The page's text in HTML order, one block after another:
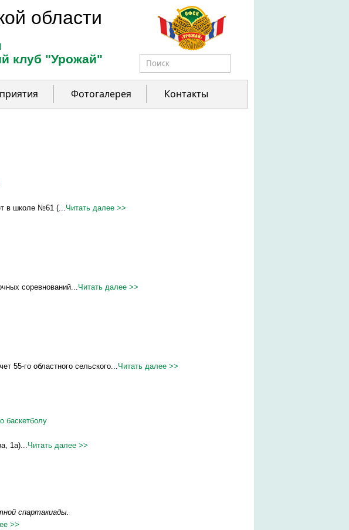
области
клуб "Урожай"
Форма поиска
Фотогалерея Контакты
в школе №61 (...Читать далее >>
соревнований...Читать далее >>
55-го областного сельского...Читать далее >>
баскетболу
1а)...Читать далее >>
спартакиады.
>>